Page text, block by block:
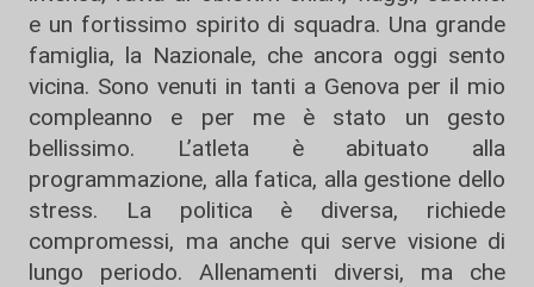
e un fortissimo spirito di squadra. Una grande
famiglia, la Nazionale, che ancora oggi sento
vicina. Sono venuti in tanti a Genova per il mio
compleanno e per me è stato un gesto
bellissimo. L’atleta è abituato alla
programmazione, alla fatica, alla gestione dello
stress. La politica è diversa, richiede
compromessi, ma anche qui serve visione di
lungo periodo. Allenamenti diversi, ma che